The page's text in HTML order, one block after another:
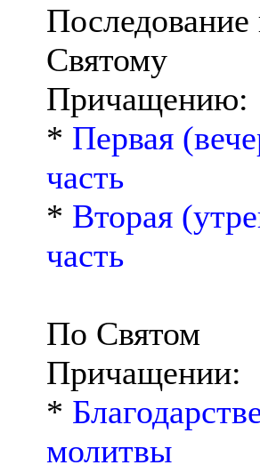
Последование
Святому
Причащению:
* Первая
часть
* Вторая
часть
По Святом
Причащении:
*
молитвы